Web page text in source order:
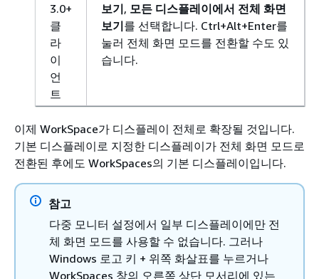
3.0+
클
라
이
언
트
보기, 모든 디스플레이에서 전체 화면
보기를 선택합니다. Ctrl+Alt+Enter를
눌러 전체 화면 모드를 전환할 수도 있
습니다.
이제 WorkSpace가 디스플레이 전체로 확장될 것입니다.
기본 디스플레이로 지정한 디스플레이가 전체 화면 모드로
전환된 후에도 WorkSpaces의 기본 디스플레이입니다.
참고
다중 모니터 설정에서 일부 디스플레이에만 전
체 화면 모드를 사용할 수 없습니다. 그러나
Windows 로고 키 + 위쪽 화살표를 누르거나
WorkSpaces 창의 오른쪽 상단 모서리에 있는